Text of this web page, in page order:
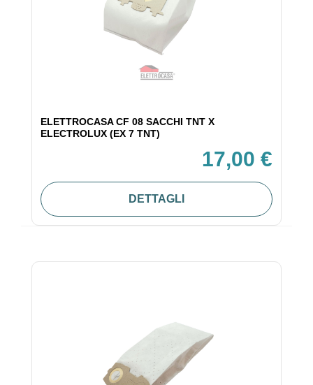
ELETTROCASA CF 08 SACCHI TNT X
ELECTROLUX (EX 7 TNT)
17,00 €
DETTAGLI